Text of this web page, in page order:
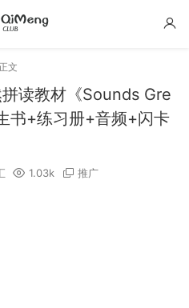
正文
读教材《Sounds Gre
书+练习册+音频+闪卡
1.03k 推广